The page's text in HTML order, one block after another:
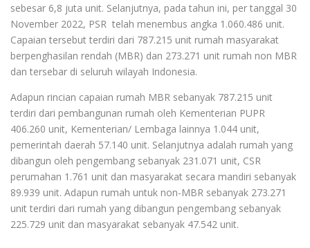
sebesar 6,8 juta unit. Selanjutnya, pada tahun ini, per tanggal 30
November 2022, PSR telah menembus angka 1.060.486 unit.
Capaian tersebut terdiri dari 787.215 unit rumah masyarakat
berpenghasilan rendah (MBR) dan 273.271 unit rumah non MBR
dan tersebar di seluruh wilayah Indonesia.
Adapun rincian capaian rumah MBR sebanyak 787.215 unit
terdiri dari pembangunan rumah oleh Kementerian PUPR
406.260 unit, Kementerian/ Lembaga lainnya 1.044 unit,
pemerintah daerah 57.140 unit. Selanjutnya adalah rumah yang
dibangun oleh pengembang sebanyak 231.071 unit, CSR
perumahan 1.761 unit dan masyarakat secara mandiri sebanyak
89.939 unit. Adapun rumah untuk non-MBR sebanyak 273.271
unit terdiri dari rumah yang dibangun pengembang sebanyak
225.729 unit dan masyarakat sebanyak 47.542 unit.